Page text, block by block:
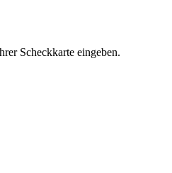
Scheckkarte eingeben.